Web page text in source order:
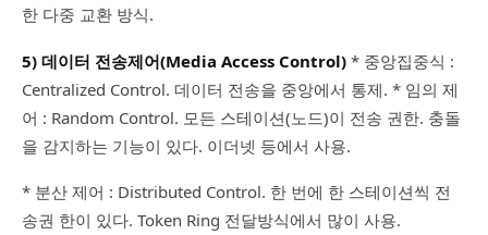
한 다중 교환 방식.
5) 데이터 전송제어(Media Access Control) * 중앙집중식 :
Centralized Control. 데이터 전송을 중앙에서 통제. * 임의 제
어 : Random Control. 모든 스테이션(노드)이 전송 권한. 충돌
을 감지하는 기능이 있다. 이더넷 등에서 사용.
* 분산 제어 : Distributed Control. 한 번에 한 스테이션씩 전
송권 한이 있다. Token Ring 전달방식에서 많이 사용.